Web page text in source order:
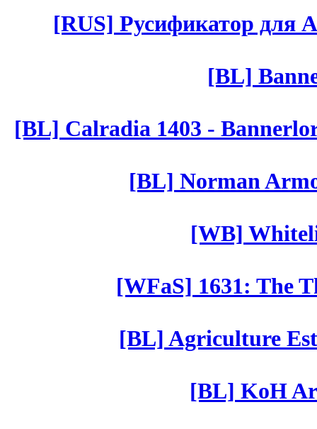
[RUS] Русификатор для
[BL]
[BL] Calradia 1403 -
[BL] Norman
[WB]
[WFaS] 1631: The
[BL] Agriculture
[BL] KoH